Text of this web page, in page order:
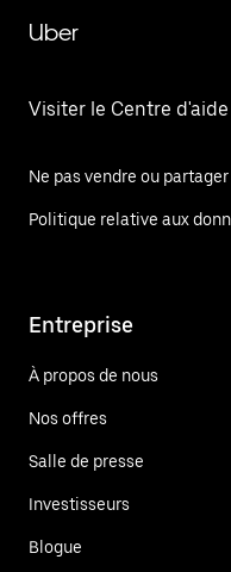
Uber
Visiter le Centre d'aide
Ne pas vendre ou
Politique relative aux
Entreprise
À propos de nous
Nos offres
Salle de presse
Investisseurs
Blogue